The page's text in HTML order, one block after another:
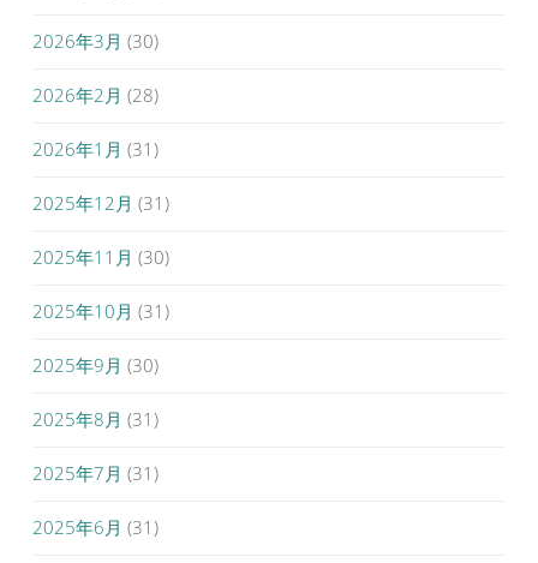
2026年3月 (30)
2026年2月 (28)
2026年1月 (31)
2025年12月 (31)
2025年11月 (30)
2025年10月 (31)
2025年9月 (30)
2025年8月 (31)
2025年7月 (31)
2025年6月 (31)